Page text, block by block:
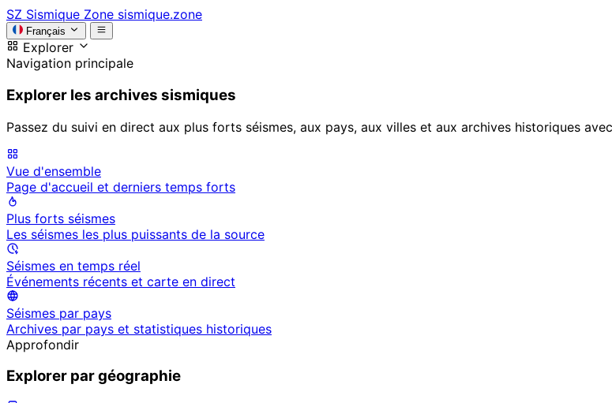
SZ Sismique Zone sismique.zone
Français
Explorer
Navigation principale
Explorer les archives sismiques
Passez du suivi en direct aux plus forts séismes, aux pays, aux villes et aux archives historiques
Vue d'ensemble
Page d'accueil et derniers temps forts
Plus forts séismes
Les séismes les plus puissants de la source
Séismes en temps réel
Événements récents et carte en direct
Séismes par pays
Archives par pays et statistiques historiques
Approfondir
Explorer par géographie